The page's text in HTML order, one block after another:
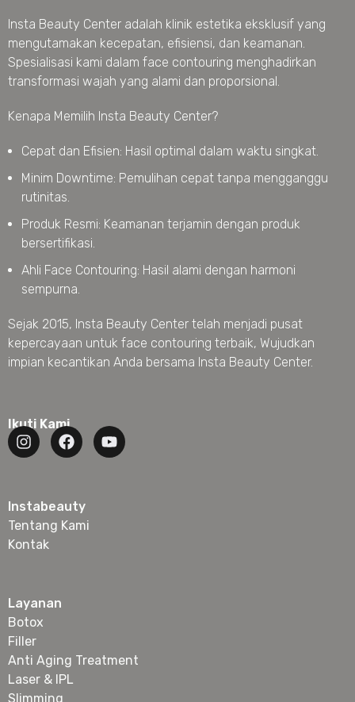
Insta Beauty Center adalah klinik estetika eksklusif yang
mengutamakan kecepatan, efisiensi, dan keamanan.
Spesialisasi kami dalam face contouring menghadirkan
transformasi wajah yang alami dan proporsional.
Kenapa Memilih Insta Beauty Center?
Cepat dan Efisien: Hasil optimal dalam waktu singkat.
Minim Downtime: Pemulihan cepat tanpa mengganggu
rutinitas.
Produk Resmi: Keamanan terjamin dengan produk
bersertifikasi.
Ahli Face Contouring: Hasil alami dengan harmoni
sempurna.
Sejak 2015, Insta Beauty Center telah menjadi pusat
kepercayaan untuk face contouring terbaik, Wujudkan
impian kecantikan Anda bersama Insta Beauty Center.
Ikuti Kami
Instabeauty
Tentang Kami
Kontak
Layanan
Botox
Filler
Anti Aging Treatment
Laser & IPL
Slimming